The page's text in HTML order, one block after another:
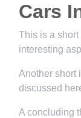
Cars
This is a short
interesting
Another short
discussed
A concluding